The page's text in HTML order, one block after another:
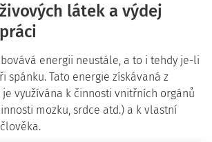
látek a výdej
energii neustále, a to i tehdy je-li
spánku. Tato energie získávaná z
využívána k činnosti vnitřních orgánů
mozku, srdce atd.) a k vlastní